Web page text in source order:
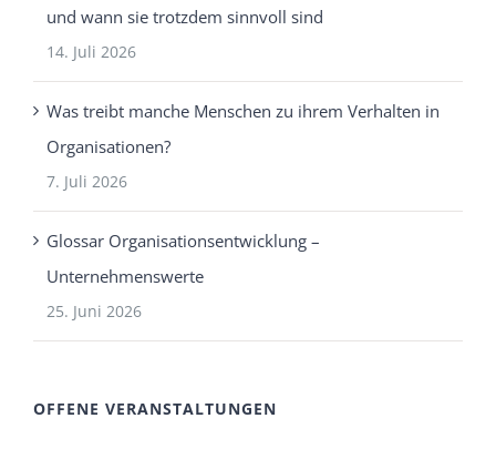
und wann sie trotzdem sinnvoll sind
14. Juli 2026
Was treibt manche Menschen zu ihrem Verhalten in
Organisationen?
7. Juli 2026
Glossar Organisationsentwicklung –
Unternehmenswerte
25. Juni 2026
OFFENE VERANSTALTUNGEN